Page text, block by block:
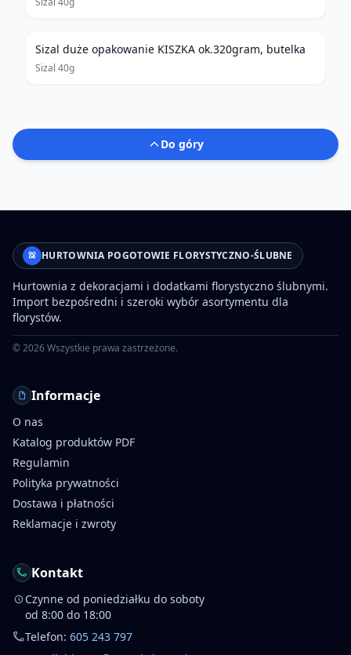
Sizal duże opakowanie KISZKA ok.320gram, butelka
Sizal 40g
Do góry
HURTOWNIA POGOTOWIE FLORYSTYCZNO-ŚLUBNE
Hurtownia z dekoracjami i dodatkami florystyczno ślubnymi.
Import bezpośredni i szeroki wybór asortymentu dla
florystów.
©2026Wszystkie prawa zastrzeżone.
Informacje
O nas
Katalog produktów PDF
Regulamin
Polityka prywatności
Dostawa i płatności
Reklamacje i zwroty
Kontakt
Czynne od poniedziałku do soboty
od 8:00 do 18:00
Telefon: 605 243 797